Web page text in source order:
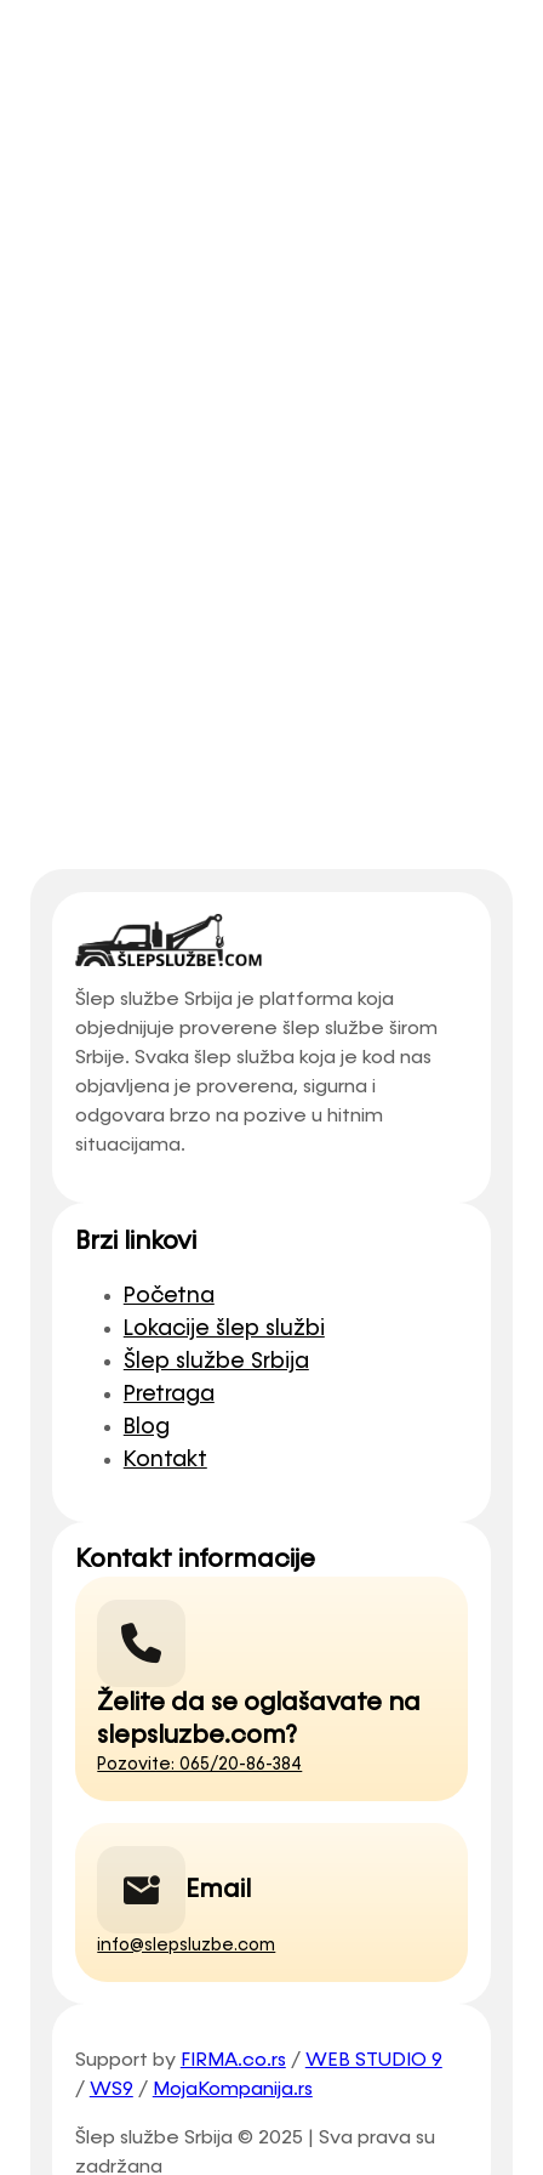
Šlep službe Srbija je platforma koja
objednijuje proverene šlep službe širom
Srbije. Svaka šlep služba koja je kod nas
objavljena je proverena, sigurna i
odgovara brzo na pozive u hitnim
situacijama.
Brzi linkovi
Početna
Lokacije šlep službi
Šlep službe Srbija
Pretraga
Blog
Kontakt
Kontakt informacije
Želite da se oglašavate na
slepsluzbe.com?
Pozovite: 065/20-86-384
Email
info@slepsluzbe.com
Šlep službe Srbija © 2025 | Sva prava su
zadržana
Support by FIRMA.co.rs / WEB STUDIO 9
/ WS9 / MojaKompanija.rs